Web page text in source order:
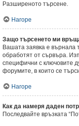
Разширеното търсене.
Нагоре
Защо търсенето ми
Вашата заявка е върнала
обработят от сървъра.
специфични с ключовите
форумите, в които се
Нагоре
Как да намеря даден
Последвайте връзката